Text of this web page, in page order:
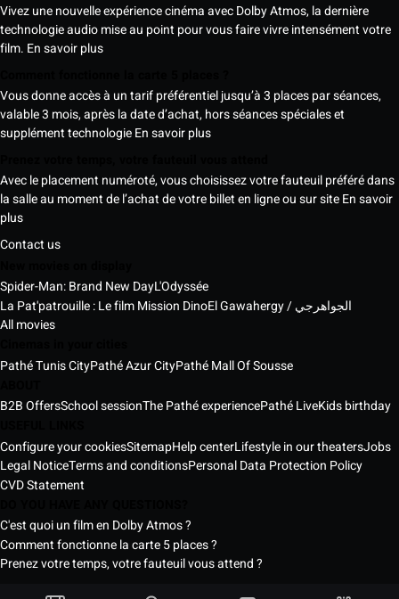
Vivez une nouvelle expérience cinéma avec Dolby Atmos, la dernière
technologie audio mise au point pour vous faire vivre intensément votre
film. En savoir plus
Vous donne accès à un tarif préférentiel jusqu’à 3 places par séances,
valable 3 mois, après la date d’achat, hors séances spéciales et
supplément technologieEn savoir plus
Avec le placement numéroté, vous choisissez votre fauteuil préféré dans
la salle au moment de l’achat de votre billet en ligne ou sur siteEn savoir
plus
Contact us
Spider-Man: Brand New DayL'Odyssée
La Pat'patrouille : Le film Mission Dino
El Gawahergy / الجواهرجي
All movies
Pathé Tunis CityPathé Azur CityPathé Mall Of Sousse
B2B OffersSchool sessionThe Pathé experiencePathé LiveKids birthday
Configure your cookiesSitemapHelp centerLifestyle in our theatersJobs
Legal NoticeTerms and conditionsPersonal Data Protection Policy
CVD Statement
C'est quoi un film en Dolby Atmos ?
Comment fonctionne la carte 5 places ?
Prenez votre temps, votre fauteuil vous attend ?